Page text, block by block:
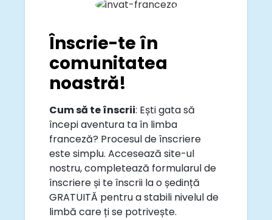
Înscrie-te în
comunitatea
noastră!
Cum să te înscrii: Ești gata să
începi aventura ta în limba
franceză? Procesul de înscriere
este simplu. Accesează site-ul
nostru, completează formularul de
înscriere și te înscrii la o ședință
GRATUITĂ pentru a stabili nivelul de
limbă care ți se potrivește.